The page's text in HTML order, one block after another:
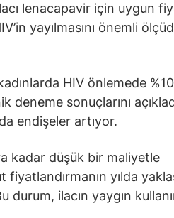
lenacapavir için uygun
yayılmasını önemli
HIV önlemede
sonuçlarını
endişeler artıyor.
kadar düşük bir maliyetle
yılda
ilacın yaygın